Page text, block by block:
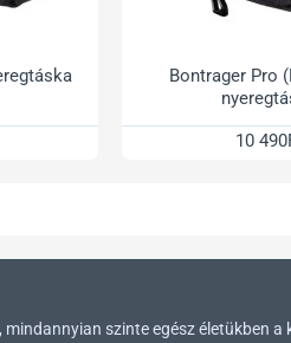
Bontrager Pro
10
szinte egész életükben